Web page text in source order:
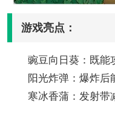
游戏亮点：
豌豆向日葵：既能攻
阳光炸弹：爆炸后能
寒冰香蒲：发射带